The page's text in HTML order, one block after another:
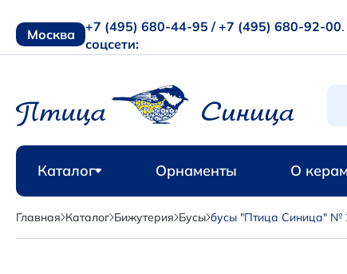
Москва +7 (495) 680-44-95 / +7 (495) 680-92-00.
соцсети:
Каталог Орнаменты О
Главная Каталог Бижутерия Бусы бусы "Птица Синица" №